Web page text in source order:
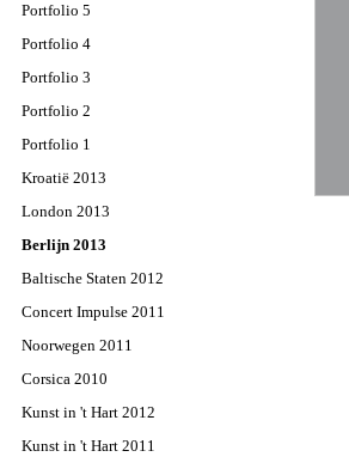
Portfolio 5
Portfolio 4
Portfolio 3
Portfolio 2
Portfolio 1
Kroatië 2013
London 2013
Berlijn 2013
Baltische Staten 2012
Concert Impulse 2011
Noorwegen 2011
Corsica 2010
Kunst in 't Hart 2012
Kunst in 't Hart 2011